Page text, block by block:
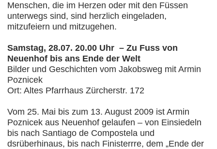
Menschen, die im Herzen oder mit den Füssen
unterwegs sind, sind herzlich eingeladen,
mitzufeiern und mitzugehen.
Samstag, 28.07. 20.00 Uhr – Zu Fuss von
Neuenhof bis ans Ende der Welt
Bilder und Geschichten vom Jakobsweg mit Armin
Poznicek
Ort: Altes Pfarrhaus Zürcherstr. 172
Vom 25. Mai bis zum 13. August 2009 ist Armin
Poznicek aus Neuenhof gelaufen – von Einsiedeln
bis nach Santiago de Compostela und
dsrüberhinaus, bis nach Finisterrre, dem „Ende der